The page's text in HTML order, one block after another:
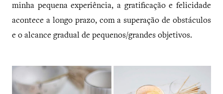
minha pequena experiência, a gratificação e felicidade
acontece a longo prazo, com a superação de obstáculos
e o alcance gradual de pequenos/grandes objetivos.